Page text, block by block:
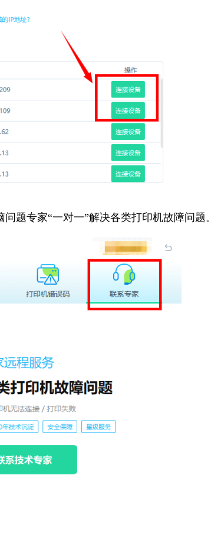
问题专家“一对一”解决各类打印机故障问题。